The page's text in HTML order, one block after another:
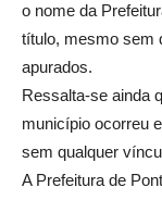
o nome da
título, mesmo sem
apurados.
Ressalta-se ainda
município ocorreu
sem qualquer
A Prefeitura de